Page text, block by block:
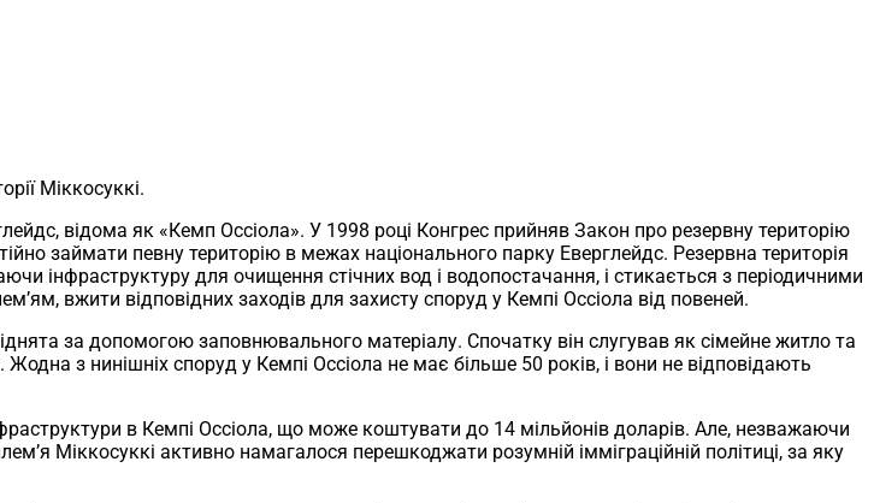
Міккосуккі.
відома як «Кемп Оссіола». У 1998 році Конгрес прийняв Закон про резервну територію
займати певну територію в межах національного парку Еверглейдс. Резервна територія
інфраструктуру для очищення стічних вод і водопостачання, і стикається з періодичними
вжити відповідних заходів для захисту споруд у Кемпі Оссіола від повеней.
за допомогою заповнювального матеріалу. Спочатку він слугував як сімейне житло та
з нинішніх споруд у Кемпі Оссіола не має більше 50 років, і вони не відповідають
в Кемпі Оссіола, що може коштувати до 14 мільйонів доларів. Але, незважаючи
Міккосуккі активно намагалося перешкоджати розумній імміграційній політиці, за яку